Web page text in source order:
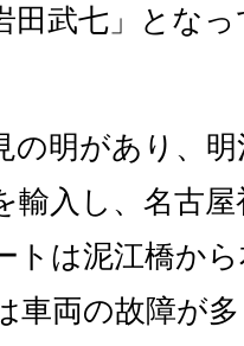
田武七」とな
明があり、
輸入し、名古
トは泥江橋か
車両の故障が